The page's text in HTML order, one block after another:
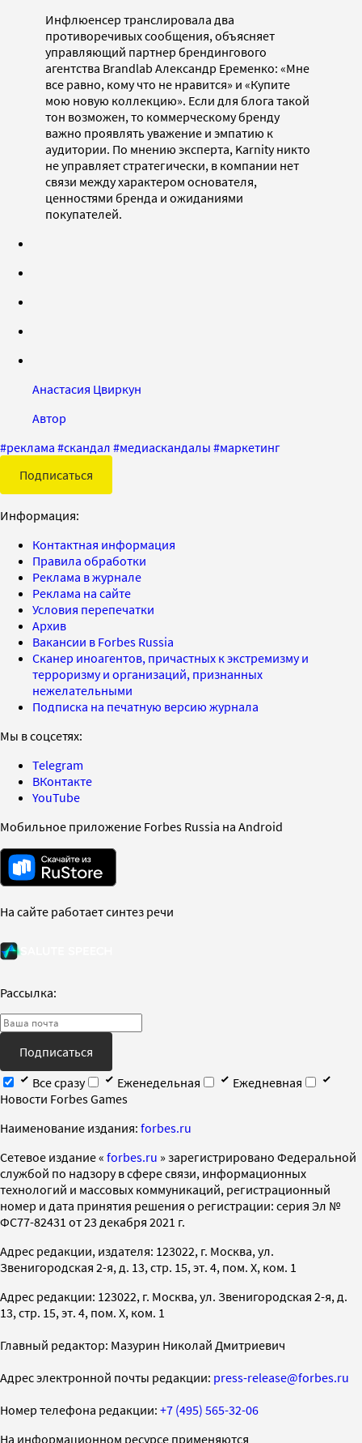
Инфлюенсер транслировала два
противоречивых сообщения, объясняет
управляющий партнер брендингового
агентства Brandlab Александр Еременко: «Мне
все равно, кому что не нравится» и «Купите
мою новую коллекцию». Если для блога такой
тон возможен, то коммерческому бренду
важно проявлять уважение и эмпатию к
аудитории. По мнению эксперта, Karnity никто
не управляет стратегически, в компании нет
связи между характером основателя,
ценностями бренда и ожиданиями
покупателей.
Анастасия Цвиркун
Автор
#реклама #скандал #медиаскандалы #маркетинг
Подписаться
Информация:
Контактная информация
Правила обработки
Реклама в журнале
Реклама на сайте
Условия перепечатки
Архив
Вакансии в Forbes Russia
Сканер иноагентов, причастных к экстремизму и
терроризму и организаций, признанных
нежелательными
Подписка на печатную версию журнала
Мы в соцсетях:
Telegram
ВКонтакте
YouTube
Мобильное приложение Forbes Russia на Android
На сайте работает синтез речи
Рассылка:
Подписаться
Все сразу
Еженедельная
Ежедневная
Новости Forbes Games
Наименование издания: forbes.ru
Cетевое издание « forbes.ru » зарегистрировано Федеральной
службой по надзору в сфере связи, информационных
технологий и массовых коммуникаций, регистрационный
номер и дата принятия решения о регистрации: серия Эл №
ФС77-82431 от 23 декабря 2021 г.
Адрес редакции, издателя: 123022, г. Москва, ул.
Звенигородская 2-я, д. 13, стр. 15, эт. 4, пом. X, ком. 1
Адрес редакции: 123022, г. Москва, ул. Звенигородская 2-я, д.
13, стр. 15, эт. 4, пом. X, ком. 1
Главный редактор: Мазурин Николай Дмитриевич
Адрес электронной почты редакции: press-release@forbes.ru
Номер телефона редакции: +7 (495) 565-32-06
На информационном ресурсе применяются